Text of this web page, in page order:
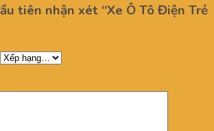
tiên nhận xét “Xe Ô Tô Điện Trẻ